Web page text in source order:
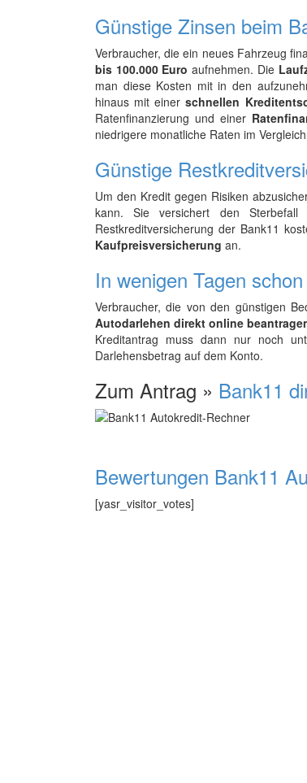
Günstige Zinsen beim
Verbraucher, die ein neues Fahrzeug
bis 100.000 Euro aufnehmen. Die
man diese Kosten mit in den
hinaus mit einerschnellen
Ratenfinanzierung und einer
niedrigere monatliche Raten im
Günstige
Um den Kredit gegen Risiken
kann. Sie versichert den Sterbefall
Restkreditversicherung der Bank11
Kaufpreisversicherung an.
In wenigen Tagen
Verbraucher, die von den günstigen
Autodarlehen direkt online
Kreditantrag muss dann nur noch
Darlehensbetrag auf dem Konto.
Zum Antrag » Bank11
Bewertungen Bank11
[yasr_visitor_votes]